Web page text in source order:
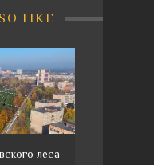
LIKE
леса